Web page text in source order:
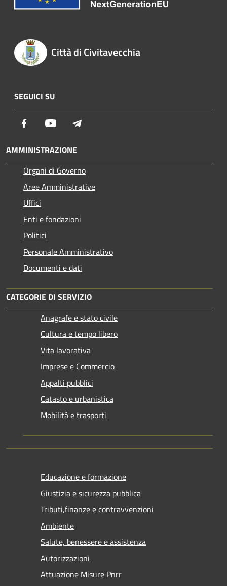
Città di Civitavecchia
SEGUICI SU
Facebook Youtube
AMMINISTRAZIONE
Organi di Governo
Aree Amministrative
Uffici
Enti e fondazioni
Politici
Personale Amministrativo
Documenti e dati
CATEGORIE DI SERVIZIO
Anagrafe e stato civile
Cultura e tempo libero
Vita lavorativa
Imprese e Commercio
Appalti pubblici
Catasto e urbanistica
Mobilità e trasporti
Educazione e formazione
Giustizia e sicurezza pubblica
Tributi,finanze e contravvenzioni
Ambiente
Salute, benessere e assistenza
Autorizzazioni
Attuazione Misure Pnrr